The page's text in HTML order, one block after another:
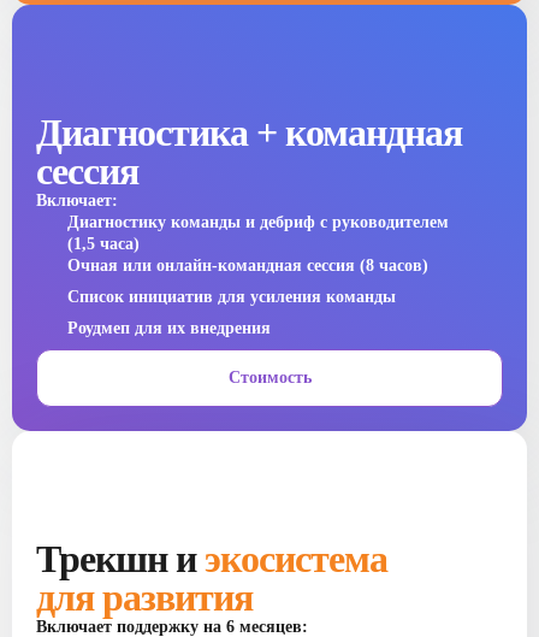
Диагностика + командная
сессия
Включает:
Диагностику команды и дебриф с руководителем
(1,5 часа)
Очная или онлайн-командная сессия (8 часов)
Список инициатив для усиления команды
Роудмеп для их внедрения
Стоимость
Трекшн иэкосистема
для развития
Включает поддержку на 6 месяцев: